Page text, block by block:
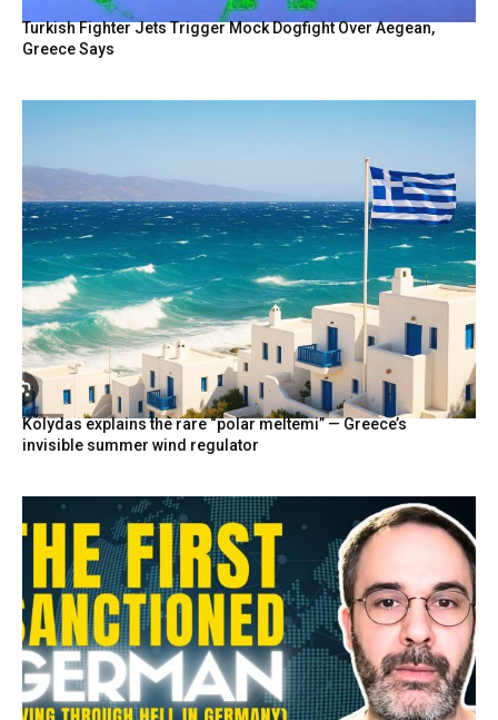
Turkish Fighter Jets Trigger Mock Dogfight Over Aegean,
Greece Says
Kolydas explains the rare “polar meltemi” — Greece’s
invisible summer wind regulator